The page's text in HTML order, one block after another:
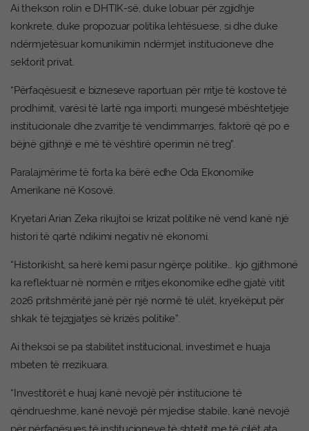
Ai thekson rolin e DHTIK-së, duke lobuar për zgjidhje
konkrete, duke propozuar politika lehtësuese, si dhe duke
ndërmjetësuar komunikimin ndërmjet institucioneve dhe
sektorit privat.
“Përfaqësuesit e bizneseve raportuan për rritje të kostove të
prodhimit, varësi të lartë nga importi, mungesë mbështetjeje
institucionale dhe zvarritje të vendimmarrjes, faktorë që po e
bëjnë gjithnjë e më të vështirë operimin në treg”.
Paralajmërime të forta ka bërë edhe Oda Ekonomike
Amerikane në Kosovë.
Kryetari Arian Zeka rikujtoi se krizat politike në vend kanë një
histori të qartë ndikimi negativ në ekonomi.
“Historikisht, sa herë kemi pasur ngërçe politike… kjo gjithmonë
ka reflektuar në normën e rritjes ekonomike edhe gjatë vitit
2026 pritshmëritë janë për një normë të ulët, kryekëput për
shkak të tejzgjatjes së krizës politike”.
Ai theksoi se pa stabilitet institucional, investimet e huaja
mbeten të rrezikuara.
“Investitorët e huaj kanë nevojë për institucione të
qëndrueshme, kanë nevojë për mjedise stabile, kanë nevojë